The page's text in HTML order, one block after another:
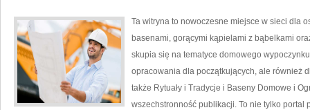
Ta witryna to nowoczesne miejsce w sieci dla
basenami, gorącymi kąpielami z bąbelkami
skupia się na tematyce domowego
opracowania dla początkujących, ale również
także Rytuały i Tradycje i Baseny Domowe i
wszechstronność publikacji. To nie tylko portal